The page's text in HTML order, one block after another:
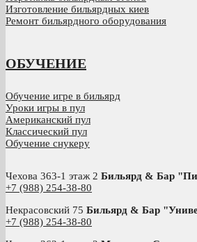
Изготовление бильярдных киев
Ремонт бильярдного оборудования
ОБУЧЕНИЕ
Обучение игре в бильярд
Уроки игры в пул
Американский пул
Классический пул
Обучение снукеру
Чехова 363-1 этаж 2 Бильярд & Бар
+7 (988) 254-38-80
Некрасовский 75 Бильярд & Бар
+7 (988) 254-38-80